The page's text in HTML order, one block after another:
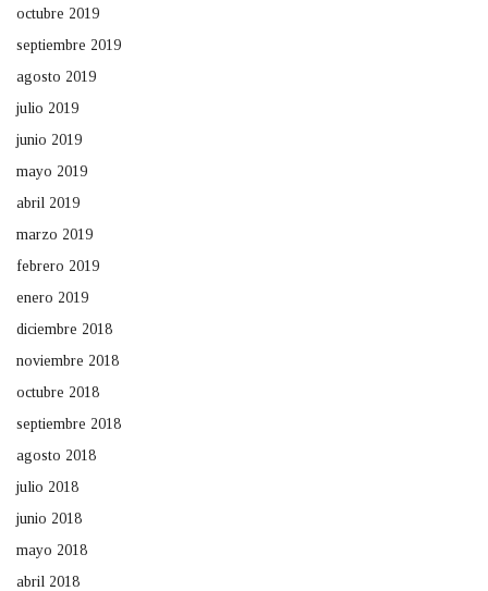
octubre 2019
septiembre 2019
agosto 2019
julio 2019
junio 2019
mayo 2019
abril 2019
marzo 2019
febrero 2019
enero 2019
diciembre 2018
noviembre 2018
octubre 2018
septiembre 2018
agosto 2018
julio 2018
junio 2018
mayo 2018
abril 2018